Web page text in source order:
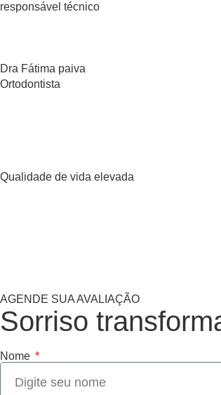
responsável técnico
Dra Fátima paiva
Ortodontista
Qualidade de vida elevada
AGENDE SUA AVALIAÇÃO
Sorriso
Nome